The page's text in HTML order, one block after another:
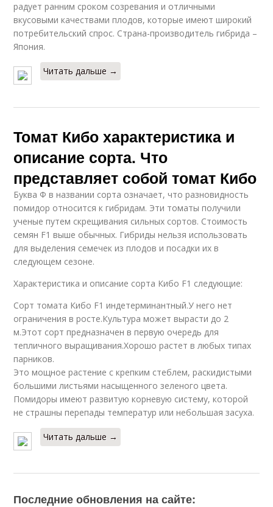
радует ранним сроком созревания и отличными
вкусовыми качествами плодов, которые имеют широкий
потребительский спрос. Страна-производитель гибрида –
Япония.
Читать дальше →
Томат Кибо характеристика и
описание сорта. Что
представляет собой томат Кибо
Буква Ф в названии сорта означает, что разновидность
помидор относится к гибридам. Эти томаты получили
ученые путем скрещивания сильных сортов. Стоимость
семян F1 выше обычных. Гибриды нельзя использовать
для выделения семечек из плодов и посадки их в
следующем сезоне.
Характеристика и описание сорта Кибо F1 следующие:
Сорт томата Кибо F1 индетерминантный.У него нет
ограничения в росте.Культура может вырасти до 2
м.Этот сорт предназначен в первую очередь для
тепличного выращивания.Хорошо растет в любых типах
парников.
Это мощное растение с крепким стеблем, раскидистыми
большими листьями насыщенного зеленого цвета.
Помидоры имеют развитую корневую систему, которой
не страшны перепады температур или небольшая засуха.
Читать дальше →
Последние обновления на сайте: